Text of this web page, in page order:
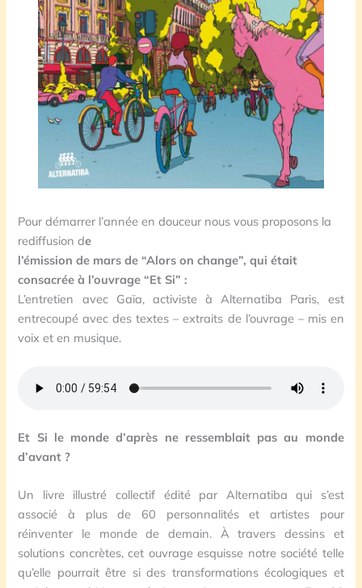
Pour démarrer l’année en douceur nous vous proposons la
rediffusion de
l’émission de mars de “Alors on change”, qui était
consacrée à l’ouvrage “Et Si” :
L’entretien avec Gaïa, activiste à Alternatiba Paris, est
entrecoupé avec des textes – extraits de l’ouvrage – mis en
voix et en musique.
Et Si le monde d’après ne ressemblait pas au monde
d’avant ?
Un livre illustré collectif édité par Alternatiba qui s’est
associé à plus de 60 personnalités et artistes pour
réinventer le monde de demain. À travers dessins et
solutions concrètes, cet ouvrage esquisse notre société telle
qu’elle pourrait être si des transformations écologiques et